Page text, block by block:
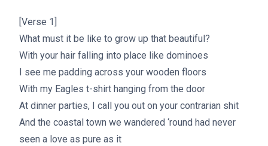
[Verse 1]
What must it be like to grow up that beautiful?
With your hair falling into place like dominoes
I see me padding across your wooden floors
With my Eagles t-shirt hanging from the door
At dinner parties, I call you out on your contrarian shit
And the coastal town we wandered ‘round had nеver
seen a love as pure as it